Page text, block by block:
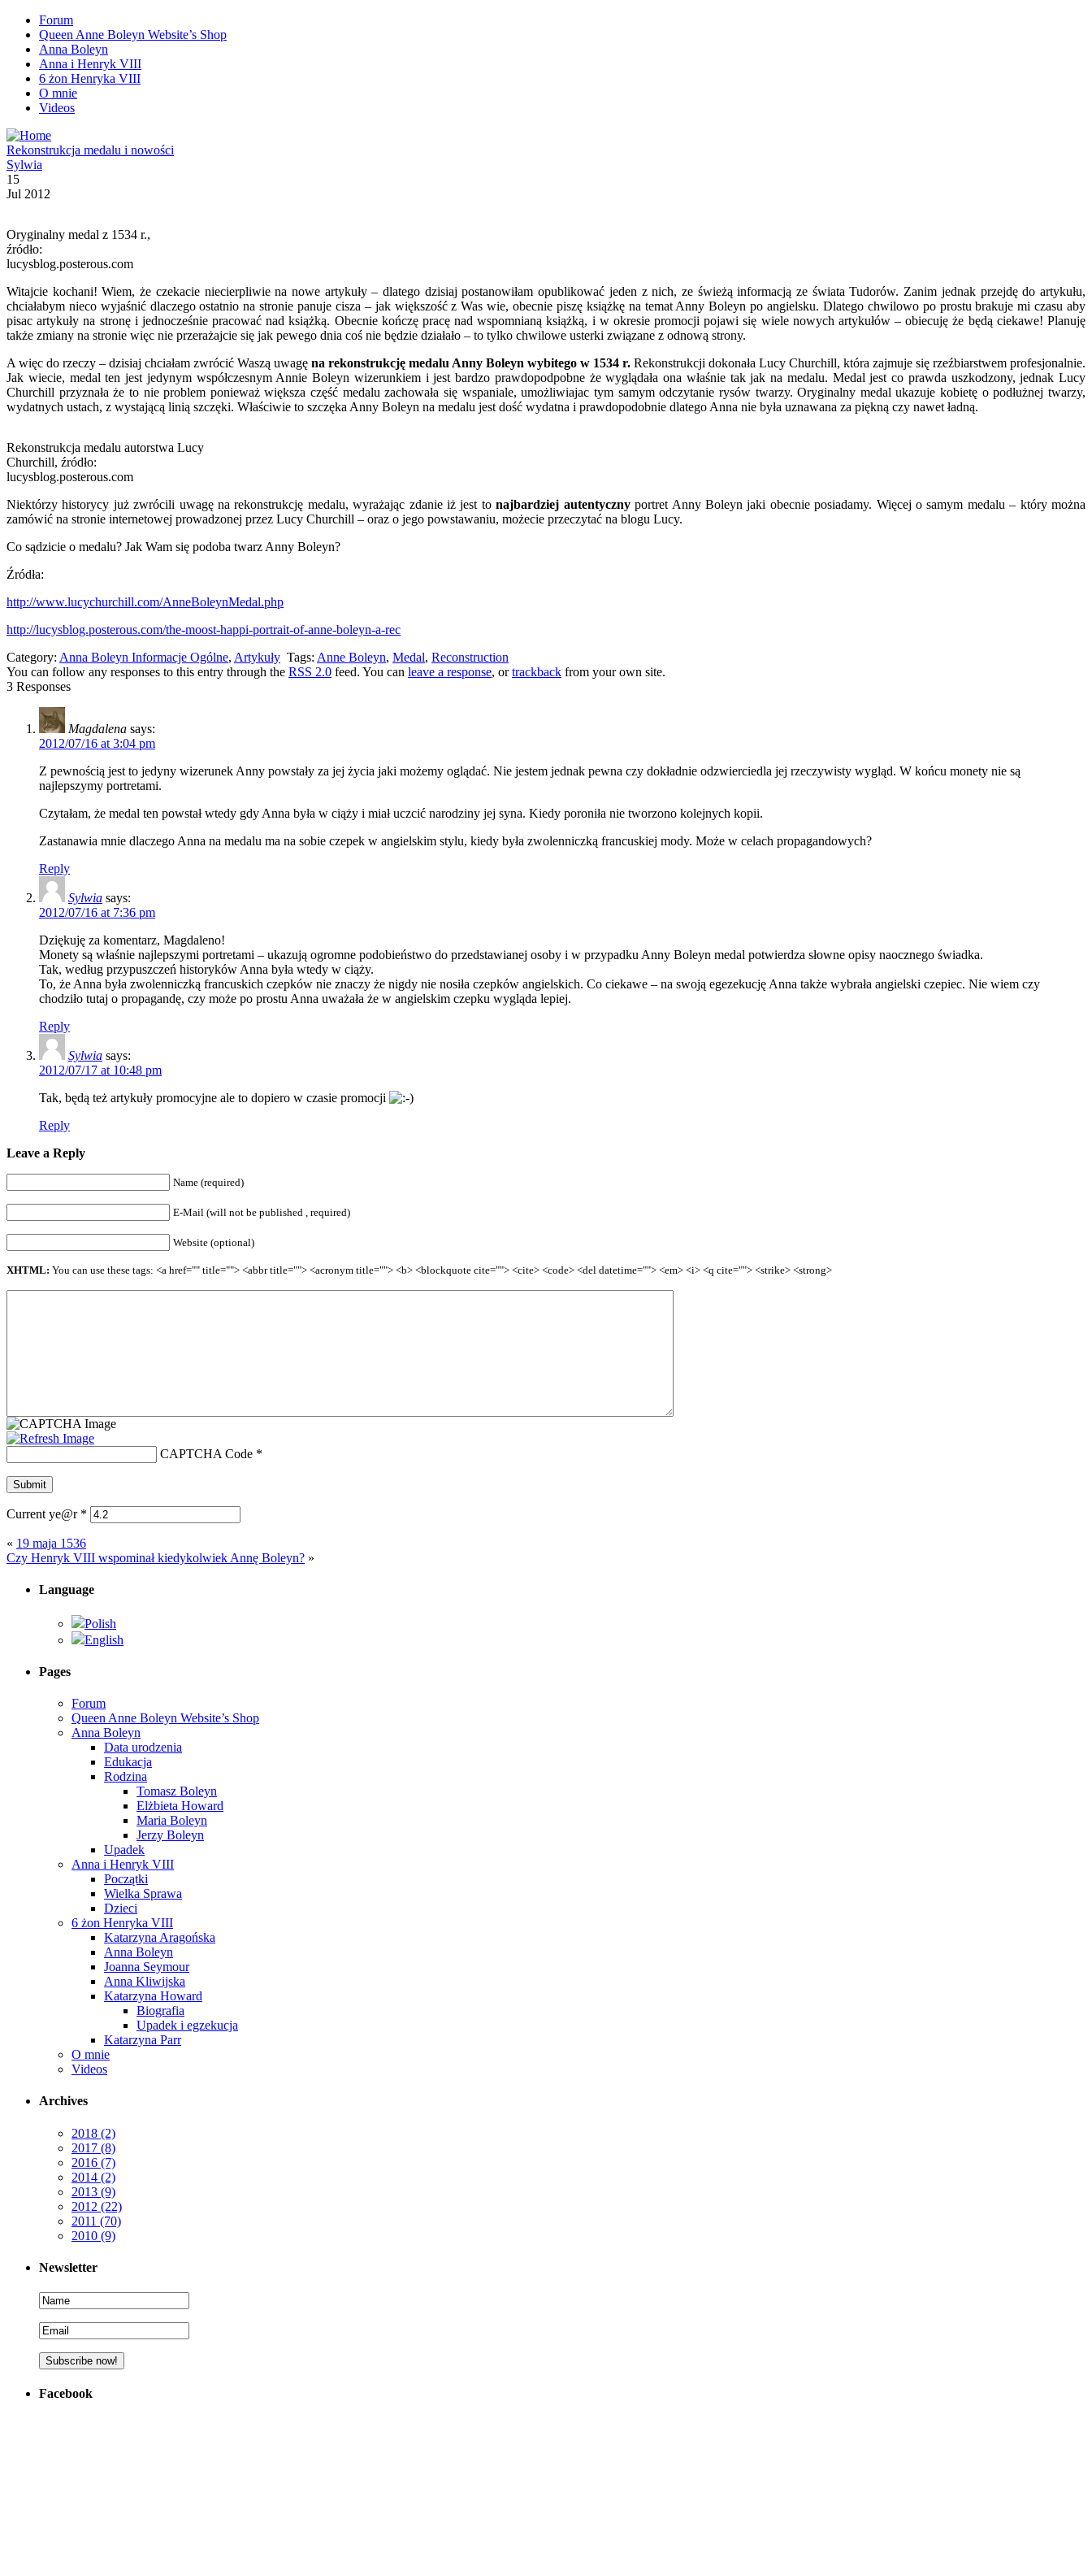
Forum
Queen Anne Boleyn Website’s Shop
Anna Boleyn
Anna i Henryk VIII
6 żon Henryka VIII
O mnie
Videos
Rekonstrukcja medalu i nowości
Sylwia
15
Jul 2012
Oryginalny medal z 1534 r.,
źródło:
lucysblog.posterous.com
Witajcie kochani! Wiem, że czekacie niecierpliwie na nowe artykuły – dlatego dzisiaj postanowiłam opublikować jeden z nich, ze świeżą informacją ze świata Tudorów. Zanim jednak przejdę do artykułu,
chciałabym nieco wyjaśnić dlaczego ostatnio na stronie panuje cisza – jak większość z Was wie, obecnie piszę książkę na temat Anny Boleyn po angielsku. Dlatego chwilowo po prostu brakuje mi czasu aby
pisac artykuły na stronę i jednocześnie pracować nad książką. Obecnie kończę pracę nad wspomnianą książką, i w okresie promocji pojawi się wiele nowych artykułów – obiecuję że będą ciekawe! Planuję
także zmiany na stronie więc nie przerażajcie się jak pewego dnia coś nie będzie działało – to tylko chwilowe usterki związane z odnową strony.
A więc do rzeczy – dzisiaj chciałam zwrócić Waszą uwagę na rekonstrukcję medalu Anny Boleyn wybitego w 1534 r. Rekonstrukcji dokonała Lucy Churchill, która zajmuje się rzeźbiarstwem profesjonalnie.
Jak wiecie, medal ten jest jedynym współczesnym Annie Boleyn wizerunkiem i jest bardzo prawdopodpobne że wyglądała ona właśnie tak jak na medalu. Medal jest co prawda uszkodzony, jednak Lucy
Churchill przyznała że to nie problem ponieważ większa część medalu zachowała się wspaniale, umożliwiajac tym samym odczytanie rysów twarzy. Oryginalny medal ukazuje kobietę o podłużnej twarzy,
wydatnych ustach, z wystającą linią szczęki. Właściwie to szczęka Anny Boleyn na medalu jest dość wydatna i prawdopodobnie dlatego Anna nie była uznawana za piękną czy nawet ładną.
Rekonstrukcja medalu autorstwa Lucy
Churchill, źródło:
lucysblog.posterous.com
Niektórzy historycy już zwrócili uwagę na rekonstrukcję medalu, wyrażając zdanie iż jest tonajbardziej autentycznyportret Anny Boleyn jaki obecnie posiadamy. Więcej o samym medalu – który można
zamówić na stronie internetowej prowadzonej przez Lucy Churchill – oraz o jego powstawaniu, możecie przeczytać na blogu Lucy.
Co sądzicie o medalu? Jak Wam się podoba twarz Anny Boleyn?
Źródła:
http://www.lucychurchill.com/AnneBoleynMedal.php
http://lucysblog.posterous.com/the-moost-happi-portrait-of-anne-boleyn-a-rec
Category: Anna Boleyn Informacje Ogólne, Artykuły Tags: Anne Boleyn, Medal, Reconstruction
You can follow any responses to this entry through the RSS 2.0 feed. You can leave a response, ortrackback from your own site.
3 Responses
Magdalena says:
2012/07/16 at 3:04 pm
Z pewnością jest to jedyny wizerunek Anny powstały za jej życia jaki możemy oglądać. Nie jestem jednak pewna czy dokładnie odzwierciedla jej rzeczywisty wygląd. W końcu monety nie są
najlepszymy portretami.
Czytałam, że medal ten powstał wtedy gdy Anna była w ciąży i miał uczcić narodziny jej syna. Kiedy poroniła nie tworzono kolejnych kopii.
Zastanawia mnie dlaczego Anna na medalu ma na sobie czepek w angielskim stylu, kiedy była zwolenniczką francuskiej mody. Może w celach propagandowych?
Reply
Sylwia says:
2012/07/16 at 7:36 pm
Dziękuję za komentarz, Magdaleno!
Monety są właśnie najlepszymi portretami – ukazują ogromne podobieństwo do przedstawianej osoby i w przypadku Anny Boleyn medal potwierdza słowne opisy naocznego świadka.
Tak, według przypuszczeń historyków Anna była wtedy w ciąży.
To, że Anna była zwolenniczką francuskich czepków nie znaczy że nigdy nie nosiła czepków angielskich. Co ciekawe – na swoją egezekucję Anna także wybrała angielski czepiec. Nie wiem czy
chodziło tutaj o propagandę, czy może po prostu Anna uważała że w angielskim czepku wygląda lepiej.
Reply
Sylwia says:
2012/07/17 at 10:48 pm
Tak, będą też artykuły promocyjne ale to dopiero w czasie promocji
Reply
Leave a Reply
Name (required)
E-Mail (will not be published , required)
Website (optional)
XHTML: You can use these tags: <a href="" title=""> <abbr title=""> <acronym title=""> <b> <blockquote cite=""> <cite> <code> <del datetime=""> <em> <i> <q cite=""> <strike> <strong>
CAPTCHA Code *
Current ye@r *
« 19 maja 1536
Czy Henryk VIII wspominał kiedykolwiek Annę Boleyn? »
Language
Polish
English
Pages
Forum
Queen Anne Boleyn Website’s Shop
Anna Boleyn
Data urodzenia
Edukacja
Rodzina
Tomasz Boleyn
Elżbieta Howard
Maria Boleyn
Jerzy Boleyn
Upadek
Anna i Henryk VIII
Początki
Wielka Sprawa
Dzieci
6 żon Henryka VIII
Katarzyna Aragońska
Anna Boleyn
Joanna Seymour
Anna Kliwijska
Katarzyna Howard
Biografia
Upadek i egzekucja
Katarzyna Parr
O mnie
Videos
Archives
2018 (2)
2017 (8)
2016 (7)
2014 (2)
2013 (9)
2012 (22)
2011 (70)
2010 (9)
Newsletter
Facebook